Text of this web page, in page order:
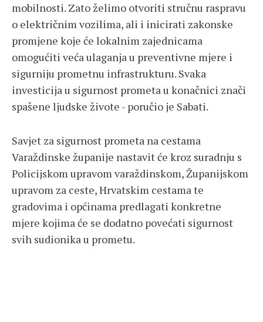
mobilnosti. Zato želimo otvoriti stručnu raspravu
o električnim vozilima, ali i inicirati zakonske
promjene koje će lokalnim zajednicama
omogućiti veća ulaganja u preventivne mjere i
sigurniju prometnu infrastrukturu. Svaka
investicija u sigurnost prometa u konačnici znači
spašene ljudske živote - poručio je Sabati.
Savjet za sigurnost prometa na cestama
Varaždinske županije nastavit će kroz suradnju s
Policijskom upravom varaždinskom, Županijskom
upravom za ceste, Hrvatskim cestama te
gradovima i općinama predlagati konkretne
mjere kojima će se dodatno povećati sigurnost
svih sudionika u prometu.